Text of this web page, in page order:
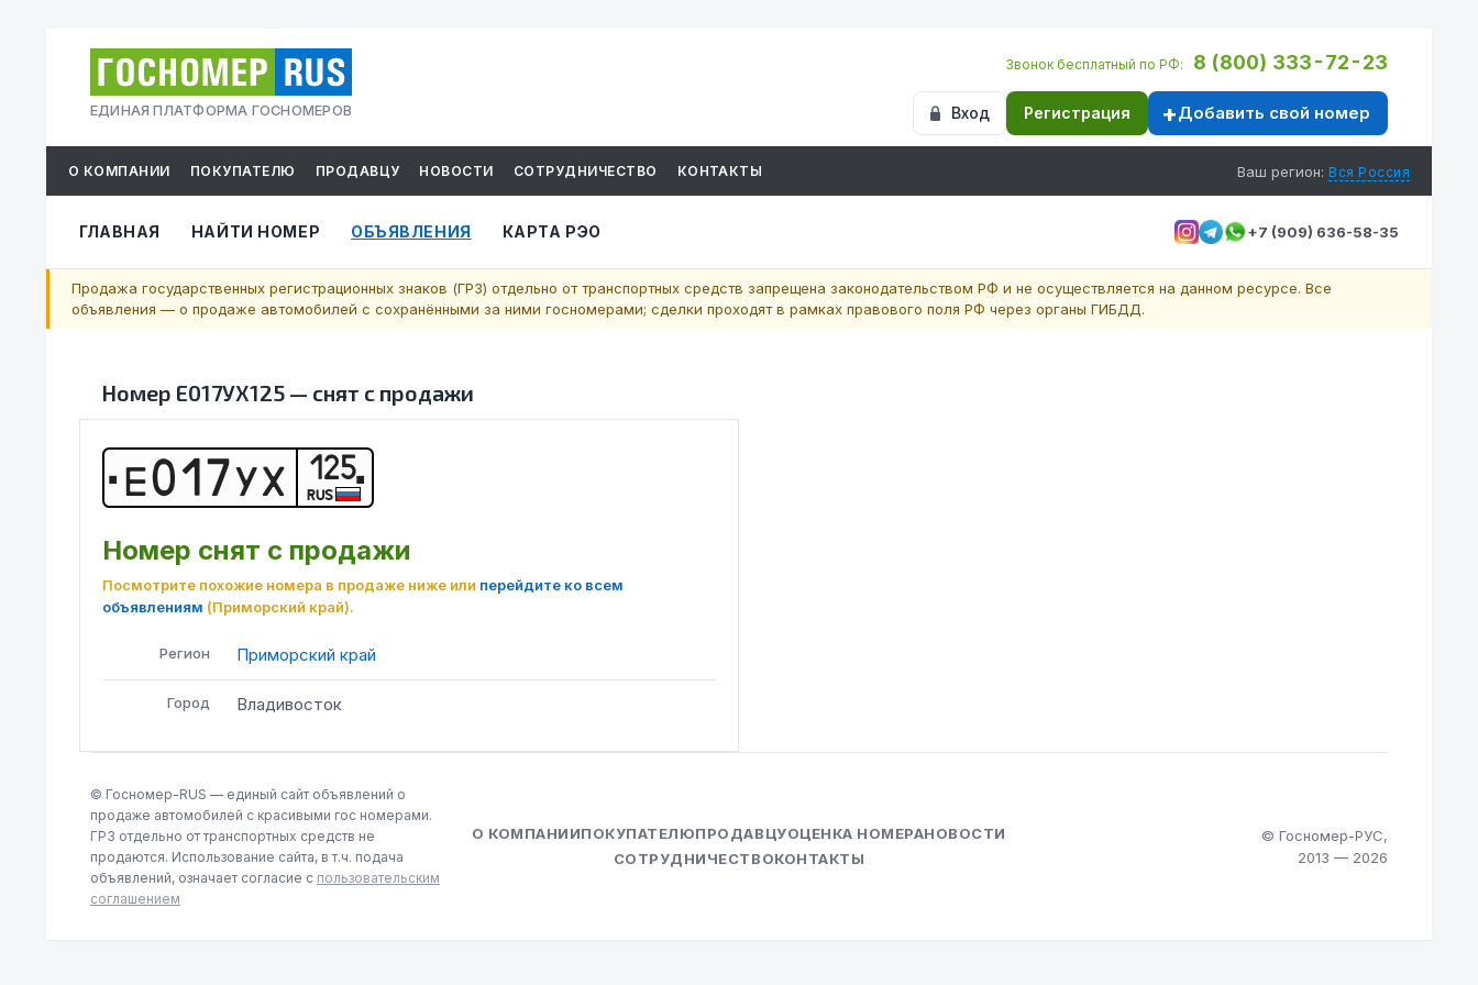
ЕДИНАЯ ПЛАТФОРМА ГОСНОМЕРОВ
Звонок бесплатный по РФ: 8 (800) 333-72-23
Вход Регистрация Добавить свой номер
О КОМПАНИИ ПОКУПАТЕЛЮ ПРОДАВЦУ НОВОСТИ СОТРУДНИЧЕСТВО КОНТАКТЫ Ваш регион: Вся Россия
ГЛАВНАЯ НАЙТИ НОМЕР ОБЪЯВЛЕНИЯ КАРТА РЭО +7 (909) 636-58-35
Продажа государственных регистрационных знаков (ГРЗ) отдельно от транспортных средств запрещена законодательством РФ и не осуществляется на данном ресурсе. Все
объявления — о продаже автомобилей с сохранёнными за ними госномерами; сделки проходят в рамках правового поля РФ через органы ГИБДД.
Номер Е017УХ125 — снят с продажи
Е01 7УХ 125
RUS
Номер снят с продажи
Посмотрите похожие номера в продаже ниже или перейдите ко всем
объявлениям (Приморский край).
Регион Приморский край
Город Владивосток
© Госномер-RUS — единый сайт объявлений о
продаже автомобилей с красивыми гос номерами.
ГРЗ отдельно от транспортных средств не
продаются. Использование сайта, в т.ч. подача
объявлений, означает согласие с пользовательским
соглашением
О КОМПАНИИПОКУПАТЕЛЮПРОДАВЦУОЦЕНКА НОМЕРАНОВОСТИ
СОТРУДНИЧЕСТВОКОНТАКТЫ
© Госномер-РУС,
2013 — 2026